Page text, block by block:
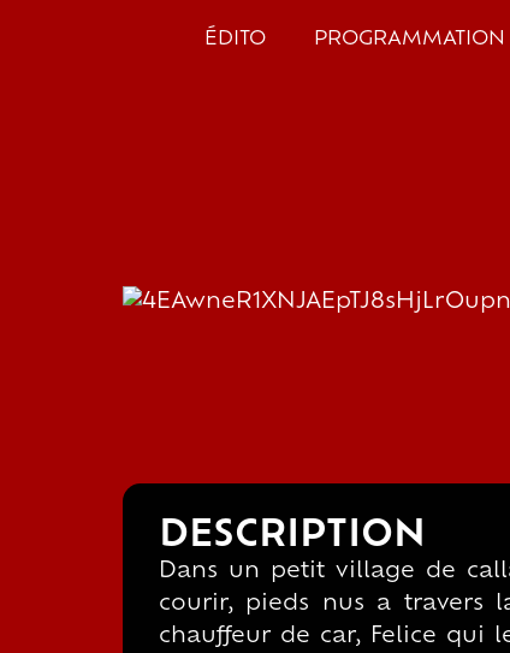
ÉDITO PROGRAMMATION
DESCRIPTION
Dans un petit village de
courir, pieds nus a travers
chauffeur de car, Felice qui